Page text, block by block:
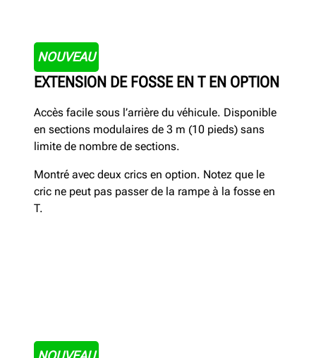
NOUVEAU
EXTENSION DE FOSSE EN T EN OPTION
Accès facile sous l’arrière du véhicule. Disponible
en sections modulaires de 3 m (10 pieds) sans
limite de nombre de sections.
Montré avec deux crics en option. Notez que le
cric ne peut pas passer de la rampe à la fosse en
T.